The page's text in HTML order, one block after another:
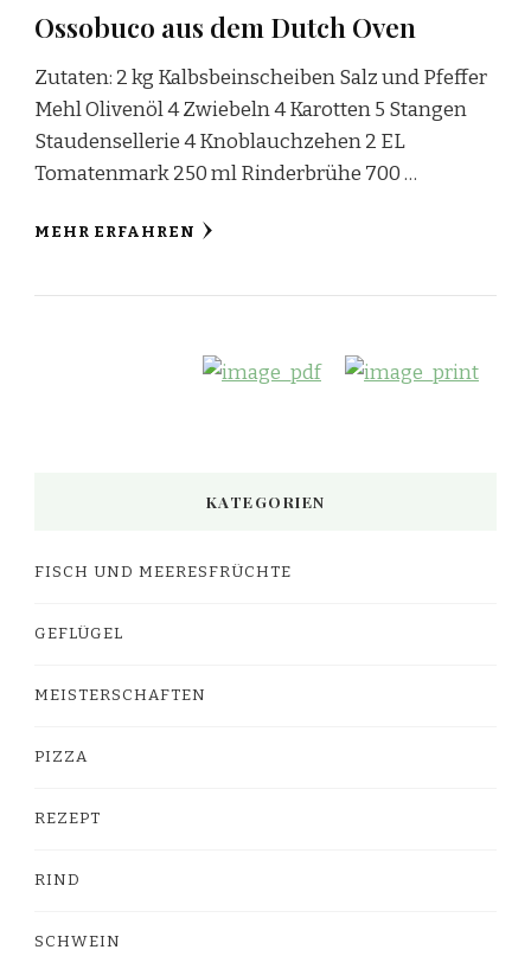
Ossobuco aus dem Dutch Oven
Zutaten: 2 kg Kalbsbeinscheiben Salz und Pfeffer
Mehl Olivenöl 4 Zwiebeln 4 Karotten 5 Stangen
Staudensellerie 4 Knoblauchzehen 2 EL
Tomatenmark 250 ml Rinderbrühe 700 …
MEHR ERFAHREN
KATEGORIEN
FISCH UND MEERESFRÜCHTE
GEFLÜGEL
MEISTERSCHAFTEN
PIZZA
REZEPT
RIND
SCHWEIN